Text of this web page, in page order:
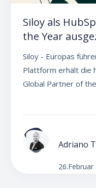
Siloy als
the Year
Siloy - Europas
Plattform erhält die
Global Partner of
Adriano
26.Februar